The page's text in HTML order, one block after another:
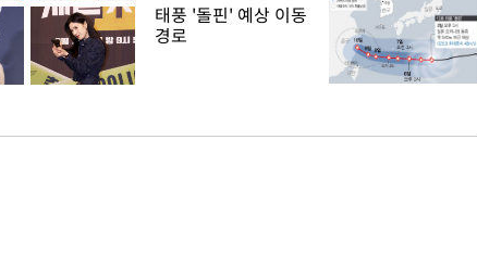
태풍 '돌핀' 예상 이동
경로